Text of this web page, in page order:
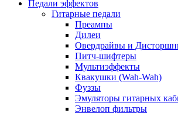
Педали эффектов
Гитарные педали
Преампы
Дилеи
Овердрайвы и
Питч-шифтеры
Мультиэффекты
Квакушки (Wah-Wah)
Фуззы
Эмуляторы гитарных
Энвелоп фильтры